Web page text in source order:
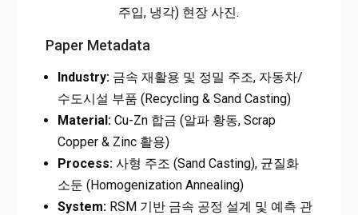
주입, 냉각) 현장 사진.
Paper Metadata
Industry:금속 재활용 및 정밀 주조, 자동차/
수도시설 부품 (Recycling & Sand Casting)
Material:Cu-Zn 합금 (알파 황동, Scrap
Copper & Zinc 활용)
Process:사형 주조 (Sand Casting), 균질화
소둔 (Homogenization Annealing)
System:RSM 기반 금속 공정 설계 및 예측 관